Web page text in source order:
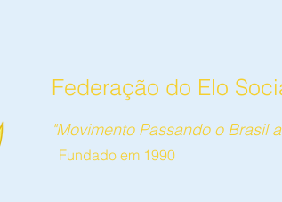
Federação do Elo
"Movimento Passando o Brasil
Fundado em 1990